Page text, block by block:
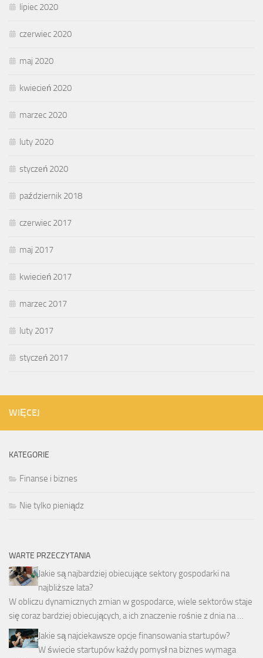
lipiec 2020
czerwiec 2020
maj 2020
kwiecień 2020
marzec 2020
luty 2020
styczeń 2020
październik 2018
czerwiec 2017
maj 2017
kwiecień 2017
marzec 2017
luty 2017
styczeń 2017
WIĘCEJ
KATEGORIE
Finanse i biznes
Nie tylko pieniądz
WARTE PRZECZYTANIA
Jakie są najbardziej obiecujące sektory gospodarki na
najbliższe lata?
W obliczu dynamicznych zmian w gospodarce, wiele sektorów staje
się coraz bardziej obiecujących, a ich znaczenie rośnie z dnia na …
Jakie są najciekawsze opcje finansowania startupów?
W świecie startupów każdy pomysł na biznes wymaga